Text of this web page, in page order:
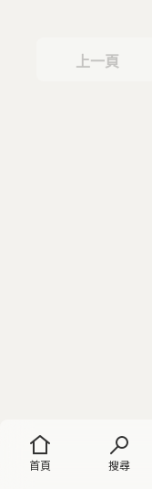
首頁 搜尋
上一頁
上一頁